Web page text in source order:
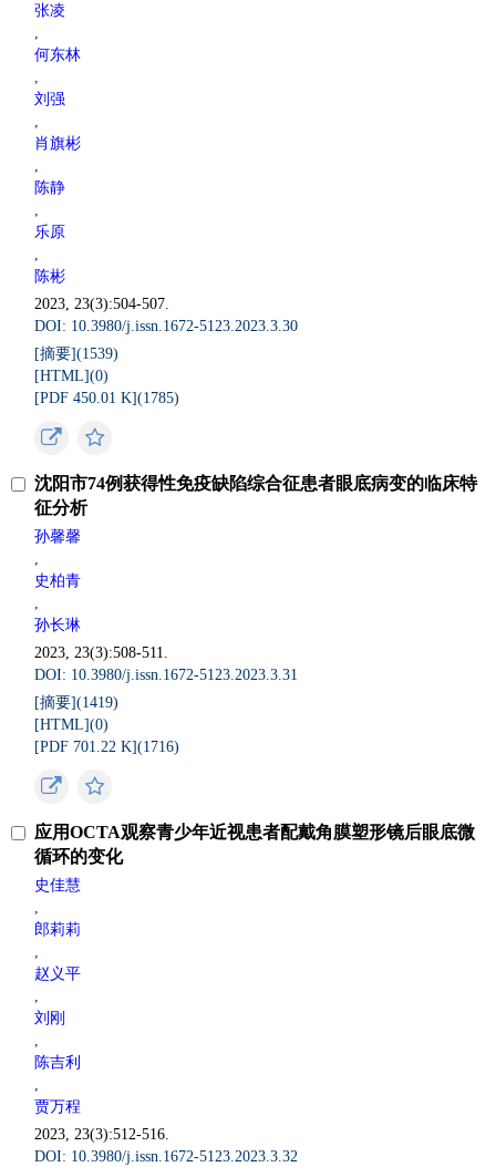
张凌
,
何东林
,
刘强
,
肖旗彬
,
陈静
,
乐原
,
陈彬
2023, 23(3):504-507.
DOI: 10.3980/j.issn.1672-5123.2023.3.30
[摘要](1539)
[HTML](0)
[PDF 450.01 K](1785)
沈阳市74例获得性免疫缺陷综合征患者眼底病变的临床特
征分析
孙馨馨
,
史柏青
,
孙长琳
2023, 23(3):508-511.
DOI: 10.3980/j.issn.1672-5123.2023.3.31
[摘要](1419)
[HTML](0)
[PDF 701.22 K](1716)
应用OCTA观察青少年近视患者配戴角膜塑形镜后眼底微
循环的变化
史佳慧
,
郎莉莉
,
赵义平
,
刘刚
,
陈吉利
,
贾万程
2023, 23(3):512-516.
DOI: 10.3980/j.issn.1672-5123.2023.3.32